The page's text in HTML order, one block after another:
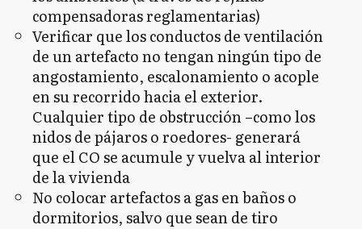
compensadoras reglamentarias)
Verificar que los conductos de ventilación
de un artefacto no tengan ningún tipo de
angostamiento, escalonamiento o acople
en su recorrido hacia el exterior.
Cualquier tipo de obstrucción –como los
nidos de pájaros o roedores- generará
que el CO se acumule y vuelva al interior
de la vivienda
No colocar artefactos a gas en baños o
dormitorios, salvo que sean de tiro